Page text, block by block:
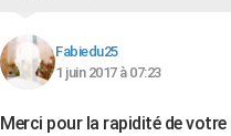
Fabiedu25
1 juin 2017 à 07:23
Merci pour la rapidité de